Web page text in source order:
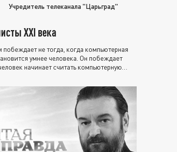
Учредитель телеканала "Царьград"
XXI века
не тогда, когда компьютерная
умнее человека. Он побеждает
начинает считать компьютерную